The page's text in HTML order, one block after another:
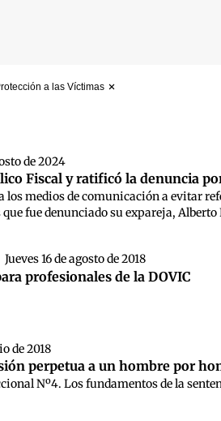
a las Víctimas
de 2024
Fiscal y ratificó la denuncia
medios de comunicación a evitar
fue denunciado su expareja, Alberto
Jueves 16 de agosto de 2018
profesionales de la DOVIC
de 2018
perpetua a un hombre por
Nº4. Los fundamentos de la